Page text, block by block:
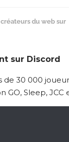
du web sur
sur Discord
de 30 000
GO, Sleep, JCC